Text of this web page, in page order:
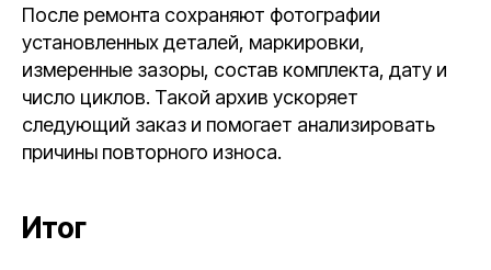
После ремонта сохраняют фотографии
установленных деталей, маркировки,
измеренные зазоры, состав комплекта, дату и
число циклов. Такой архив ускоряет
следующий заказ и помогает анализировать
причины повторного износа.
Итог